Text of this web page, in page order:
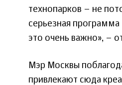
технопарков – не
серьезная программа
это очень важно», –
Мэр Москвы
привлекают сюда